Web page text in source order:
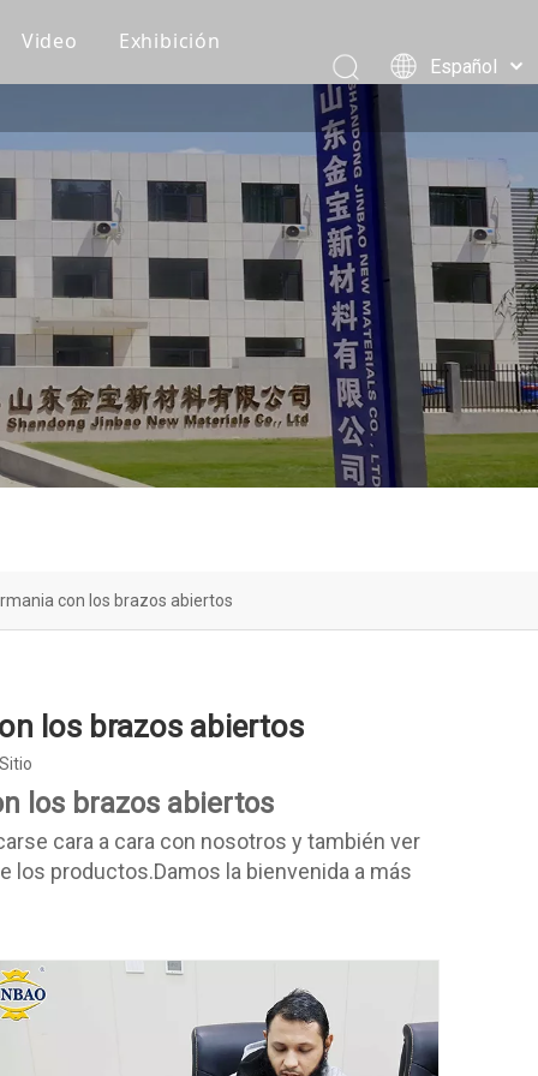
Video
Recomendaciones de clientes
Vídeos de producción
Vídeos de embalaje y carga
Vídeo del producto
Eventos corporativos
Exhibición
Español
Português
简体中文
English
con los brazos abiertos
los brazos abiertos
Sitio
los brazos abiertos
cara a cara con nosotros y también ver
productos.Damos la bienvenida a más